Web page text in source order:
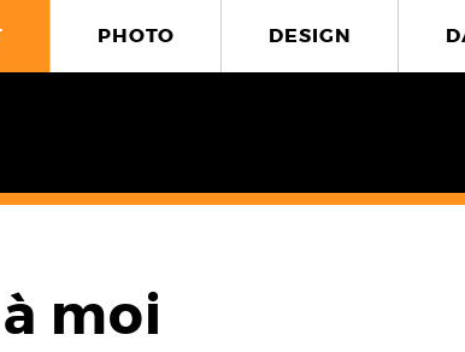
PHOTO DESIGN
moi